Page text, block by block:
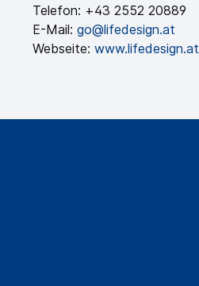
Telefon: +43 2552 20889
E-Mail: go@lifedesign.at
Webseite: www.lifedesign.at